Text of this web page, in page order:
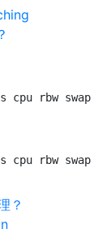
rbw swap
rbw swap
？